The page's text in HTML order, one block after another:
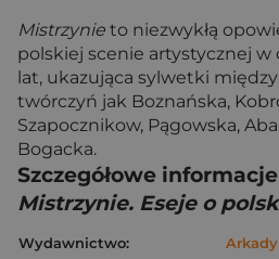
Mistrzynie to niezwykłą
polskiej scenie artystycznej
lat, ukazująca sylwetki
twórczyń jak Boznańska,
Szapocznikow, Pągowska,
Bogacka.
Szczegółowe
Mistrzynie. Eseje o
Wydawnictwo:
Arkady